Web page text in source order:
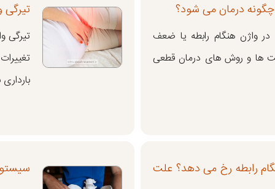
درمان می شود؟
در واژن هنگام رابطه یا ضعف
ها و روش های درمان قطعی
تیرگی
تیرگی
رابطه رخ می دهد؟ علت